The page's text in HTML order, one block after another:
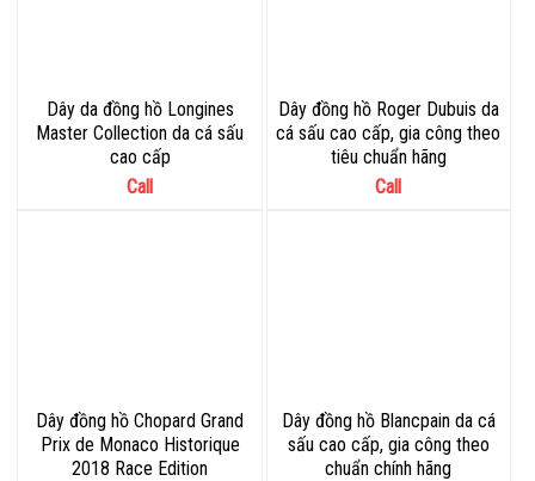
Dây da đồng hồ Longines
Master Collection da cá sấu
cao cấp
Call
Dây đồng hồ Roger Dubuis da
cá sấu cao cấp, gia công theo
tiêu chuẩn hãng
Call
Dây đồng hồ Chopard Grand
Prix de Monaco Historique
2018 Race Edition
Dây đồng hồ Blancpain da cá
sấu cao cấp, gia công theo
chuẩn chính hãng